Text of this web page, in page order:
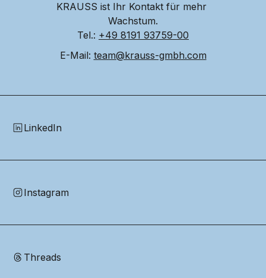
KRAUSS ist Ihr Kontakt für mehr
Wachstum.
Tel.: +49 8191 93759-00
E-Mail: team@krauss-gmbh.com
LinkedIn
Instagram
Threads